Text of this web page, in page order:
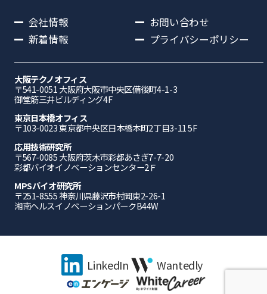
会社情報
新着情報
お問い合わせ
プライバシーポリシー
大阪テクノオフィス
〒541-0051 ⼤阪府⼤阪市中央区備後町4-1-3
御堂筋三井ビルディング4F
東京日本橋オフィス
〒103-0023 東京都中央区日本橋本町2丁目3-11 5F
応⽤技術研究所
〒567-0085 ⼤阪府茨⽊市彩都あさぎ7-7-20
彩都バイオイノベーションセンター2Ｆ
MPSバイオ研究所
〒251-8555 神奈川県藤沢市村岡東2-26-1
湘南ヘルスイノベーションパークB44W
LinkedIn Wantedly